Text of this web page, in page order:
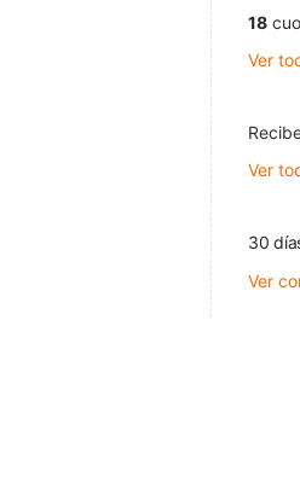
18
Ver
Ver
30
Ver